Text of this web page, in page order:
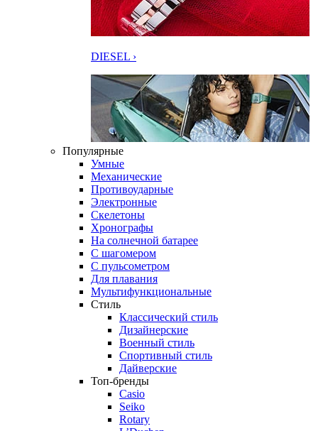
DIESEL ›
Популярные
Умные
Механические
Противоударные
Электронные
Скелетоны
Хронографы
На солнечной батарее
С шагомером
С пульсометром
Для плавания
Мультифункциональные
Стиль
Классический стиль
Дизайнерские
Военный стиль
Спортивный стиль
Дайверские
Топ-бренды
Casio
Seiko
Rotary